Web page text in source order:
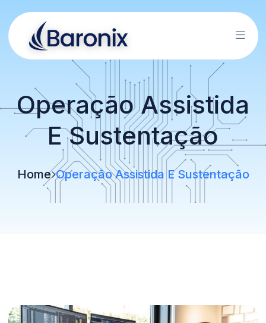
Operação Assistida
E Sustentação
Home Operação Assistida E Sustentação